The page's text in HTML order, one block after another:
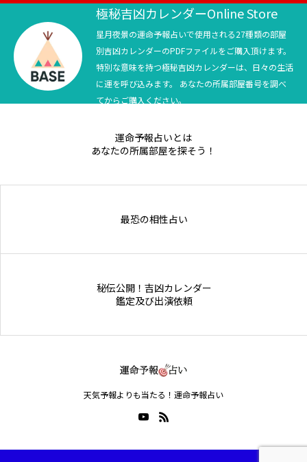
テニス四大大会・五輪
テニス四大大会・五輪
極秘吉凶カレンダーOnline Store
星月夜景の運命予報占いで使用される27種類の部屋
別吉凶カレンダーのPDFファイルをご購入頂けます。
特別な意味を持つ極秘吉凶カレンダーは、日々の生活
に運を呼び込みます。 あなたの所属部屋番号を調べ
てからご購入ください。
運命予報占いとは
あなたの所属部屋を探そう！
最恐の相性占い
秘伝公開！吉凶カレンダー
鑑定及び出演依頼
天気予報よりも当たる！運命予報占い